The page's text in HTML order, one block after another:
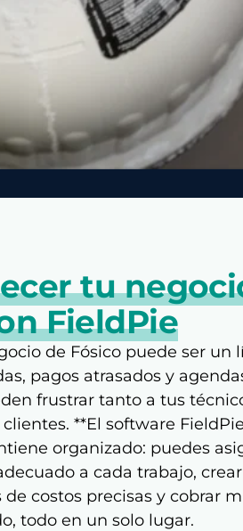
tu
FieldPie
de Fósico puede ser un
pagos atrasados y
frustrar tanto a tus
**El software
organizado: puedes
a cada trabajo, crear
costos precisas y cobrar
todo en un solo lugar.